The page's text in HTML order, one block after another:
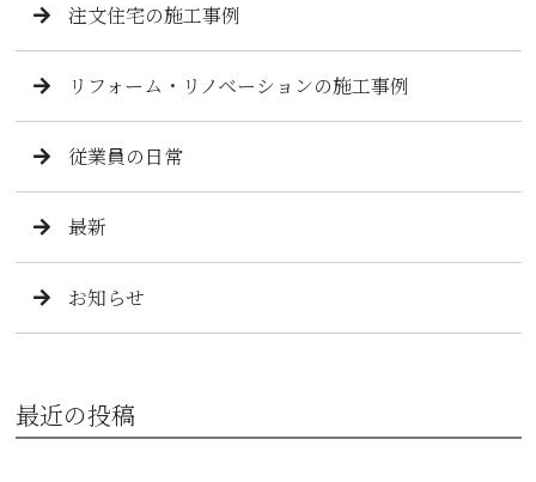
注文住宅の施工事例
リフォーム・リノベーションの施工事例
従業員の日常
最新
お知らせ
最近の投稿